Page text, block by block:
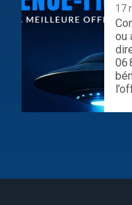
17
ou
06